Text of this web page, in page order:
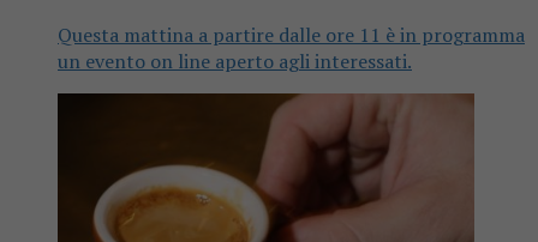
Questa mattina a partire dalle ore 11 è in programma
un evento on line aperto agli interessati.